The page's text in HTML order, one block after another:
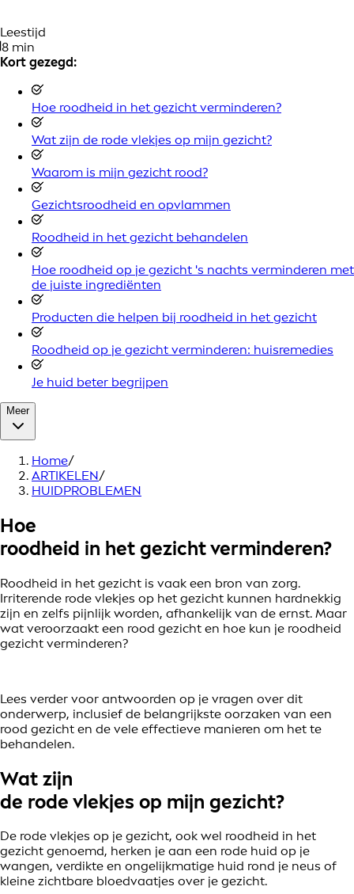
Leestijd
8 min
Kort gezegd:
Hoe roodheid in het gezicht verminderen?
Wat zijn de rode vlekjes op mijn gezicht?
Waarom is mijn gezicht rood?
Gezichtsroodheid en opvlammen
Roodheid in het gezicht behandelen
Hoe roodheid op je gezicht 's nachts verminderen met
de juiste ingrediënten
Producten die helpen bij roodheid in het gezicht
Roodheid op je gezicht verminderen: huisremedies
Je huid beter begrijpen
Meer
Home/
ARTIKELEN/
HUIDPROBLEMEN
Hoe
roodheid in het gezichtverminderen?
Roodheid in het gezicht is vaak een bron van zorg.
Irriterende rode vlekjes op het gezicht kunnen hardnekkig
zijn en zelfs pijnlijk worden, afhankelijk van de ernst. Maar
wat veroorzaakt een rood gezicht en hoe kun je roodheid
gezicht verminderen?
Lees verder voor antwoorden op je vragen over dit
onderwerp, inclusief de belangrijkste oorzaken van een
rood gezicht en de vele effectieve manieren om het te
behandelen.
Wat zijn
de rode vlekjes op mijn gezicht?
De rode vlekjes op je gezicht, ook wel roodheid in het
gezicht genoemd, herken je aan een rode huid op je
wangen, verdikte en ongelijkmatige huid rond je neus of
kleine zichtbare bloedvaatjes over je gezicht.